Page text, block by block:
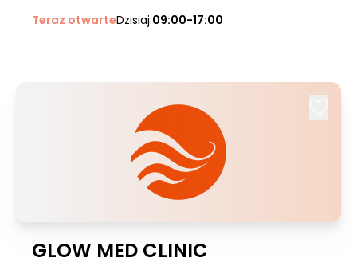
Teraz otwarteDzisiaj:09:00-17:00
GLOW MED CLINIC